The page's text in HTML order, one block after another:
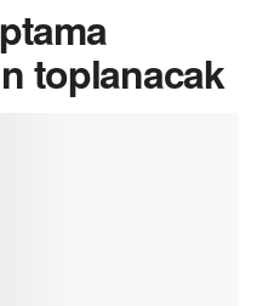
toplanacak